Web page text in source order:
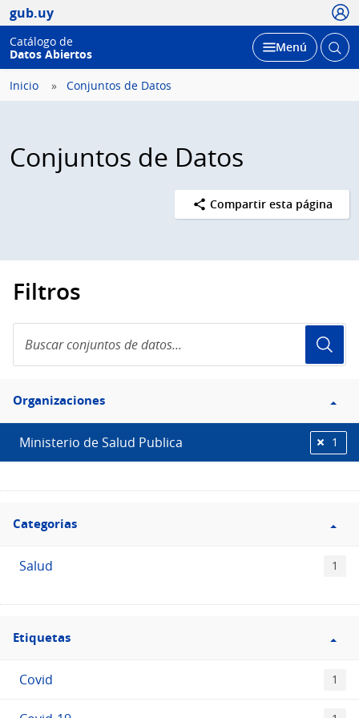
gub.uy
Catálogo de
Datos Abiertos
Desplegar
Menú Abrir
Inicio Conjuntos de Datos
Conjuntos de Datos
Compartir esta página
Filtros
conjuntos
de
Filtro
Organizaciones
Organizaciones
Ministerio de Salud Publica 1
Filtro
Categorias
Categorias
Salud 1
Filtro
Etiquetas
Etiquetas
Covid 1